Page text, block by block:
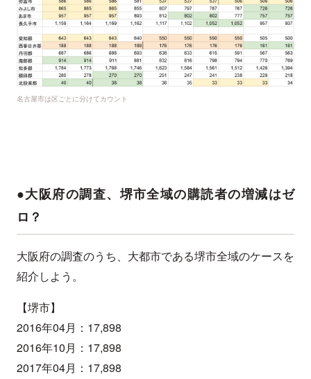
名古屋市は区ごとに分けてカウント
●大阪府の調査、堺市全域の購読者の増減はゼ
ロ？
大阪府の調査のうち、大都市である堺市全域のケースを
紹介しよう。
【堺市】
2016年04月：17,898
2016年10月：17,898
2017年04月：17,898